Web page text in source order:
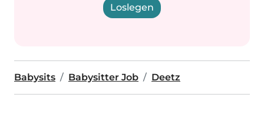
Loslegen
Babysits Babysitter Job Deetz